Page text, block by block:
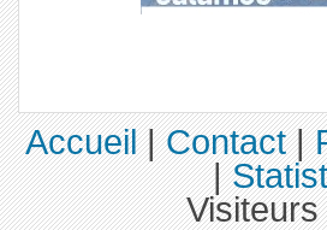
Accueil|Contact|
|